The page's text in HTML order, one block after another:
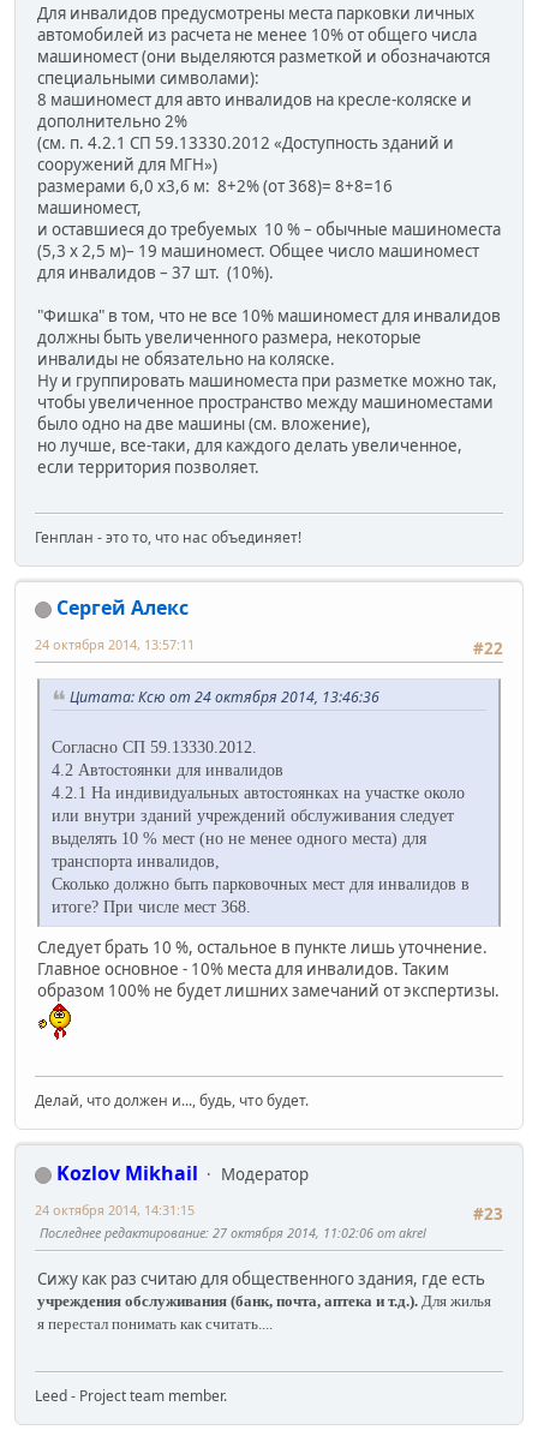
Для инвалидов предусмотрены места парковки личных
автомобилей из расчета не менее 10% от общего числа
машиномест (они выделяются разметкой и обозначаются
специальными символами):
8 машиномест для авто инвалидов на кресле-коляске и
дополнительно 2%
(см. п. 4.2.1 СП 59.13330.2012 «Доступность зданий и
сооружений для МГН»)
размерами 6,0 х3,6 м: 8+2% (от 368)= 8+8=16
машиномест,
и оставшиеся до требуемых 10 % – обычные машиноместа
(5,3 х 2,5 м)– 19 машиномест. Общее число машиномест
для инвалидов – 37 шт. (10%).
"Фишка" в том, что не все 10% машиномест для инвалидов
должны быть увеличенного размера, некоторые
инвалиды не обязательно на коляске.
Ну и группировать машиноместа при разметке можно так,
чтобы увеличенное пространство между машиноместами
было одно на две машины (см. вложение),
но лучше, все-таки, для каждого делать увеличенное,
если территория позволяет.
Генплан - это то, что нас объединяет!
Сергей Алекс
#22
24 октября 2014, 13:57:11
Цитата: Ксю от 24 октября 2014, 13:46:36
Согласно СП 59.13330.2012.
4.2 Автостоянки для инвалидов
4.2.1 На индивидуальных автостоянках на участке около
или внутри зданий учреждений обслуживания следует
выделять 10 % мест (но не менее одного места) для
транспорта инвалидов,
Сколько должно быть парковочных мест для инвалидов в
итоге? При числе мест 368.
Следует брать 10 %, остальное в пункте лишь уточнение.
Главное основное - 10% места для инвалидов. Таким
образом 100% не будет лишних замечаний от экспертизы.
Делай, что должен и..., будь, что будет.
Kozlov Mikhail
Модератор
#23
24 октября 2014, 14:31:15
Последнее редактирование: 27 октября 2014, 11:02:06 от akrel
Сижу как раз считаю для общественного здания, где есть
учреждения обслуживания (банк, почта, аптека и т.д.). Для жилья
я перестал понимать как считать....
Leed - Project team member.